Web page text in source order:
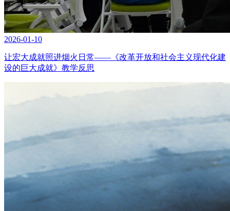
2026-01-10
让宏大成就照进烟火日常——《改革开放和社会主义现代化建
设的巨大成就》教学反思